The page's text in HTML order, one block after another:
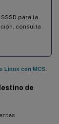
para la
consulta
Linux con MCS
de